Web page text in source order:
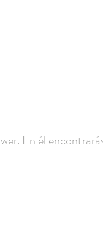
En él